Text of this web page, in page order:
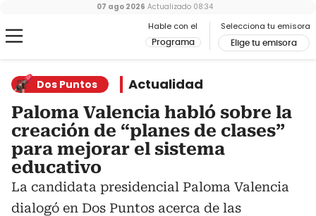
Hable con el
Programa
Selecciona tu emisora
Elige tu emisora
07 ago 2026 Actualizado 08:34
Dos Puntos Actualidad
Paloma Valencia habló sobre la
creación de “planes de clases”
para mejorar el sistema
educativo
La candidata presidencial Paloma Valencia
dialogó en Dos Puntos acerca de las